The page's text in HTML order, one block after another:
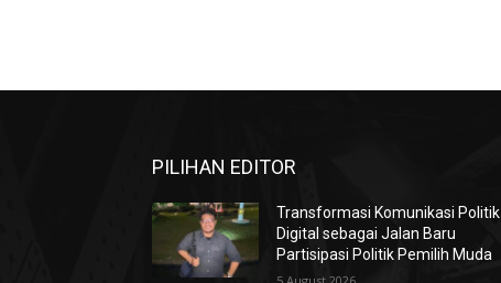
PILIHAN EDITOR
Transformasi Komunikasi Politik
Digital sebagai Jalan Baru
Partisipasi Politik Pemilih Muda